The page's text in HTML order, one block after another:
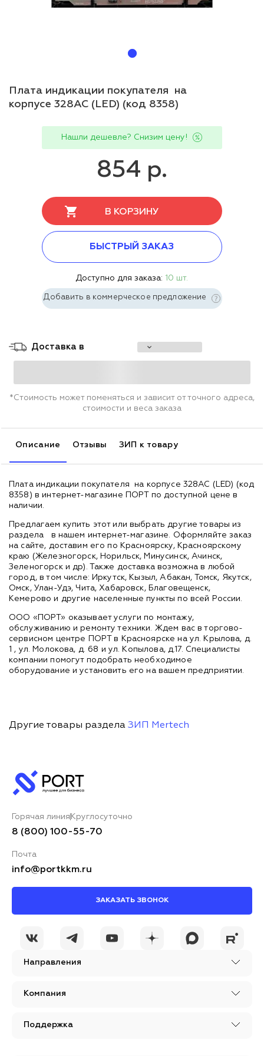
Плата индикации покупателя на
корпусе 328AC (LED) (код 8358)
Нашли дешевле? Снизим цену!
854 р.
В КОРЗИНУ
БЫСТРЫЙ ЗАКАЗ
Доступно для заказа: 10 шт.
Добавить в коммерческое предложение
Доставка в
*Стоимость может поменяться и зависит от точного адреса,
стоимости и веса заказа
Описание Отзывы ЗИП к товару
Плата индикации покупателя на корпусе 328AC (LED) (код
8358) в интернет-магазине ПОРТ по доступной цене в
наличии.
Предлагаем купить этот или выбрать другие товары из
раздела
в нашем интернет-магазине. Оформляйте заказ
на сайте, доставим его по Красноярску, Красноярскому
краю (Железногорск, Норильск, Минусинск, Ачинск,
Зеленогорск и др). Также доставка возможна в любой
город, в том числе: Иркутск, Кызыл, Абакан, Томск, Якутск,
Омск, Улан-Удэ, Чита, Хабаровск, Благовещенск,
Кемерово и другие населенные пункты по всей России.
ООО «ПОРТ» оказывает услуги по монтажу,
обслуживанию и ремонту техники. Ждем вас в торгово-
сервисном центре ПОРТ в Красноярске на ул. Крылова, д.
1 , ул. Молокова, д. 68 и ул. Копылова, д.17. Специалисты
компании помогут подобрать необходимое
оборудование и установить его на вашем предприятии.
Другие товары раздела ЗИП Mertech
Направления
Компания
Поддержка
Горячая линия Круглосуточно
8 (800) 100-55-70
Почта
info@portkkm.ru
ЗАКАЗАТЬ ЗВОНОК